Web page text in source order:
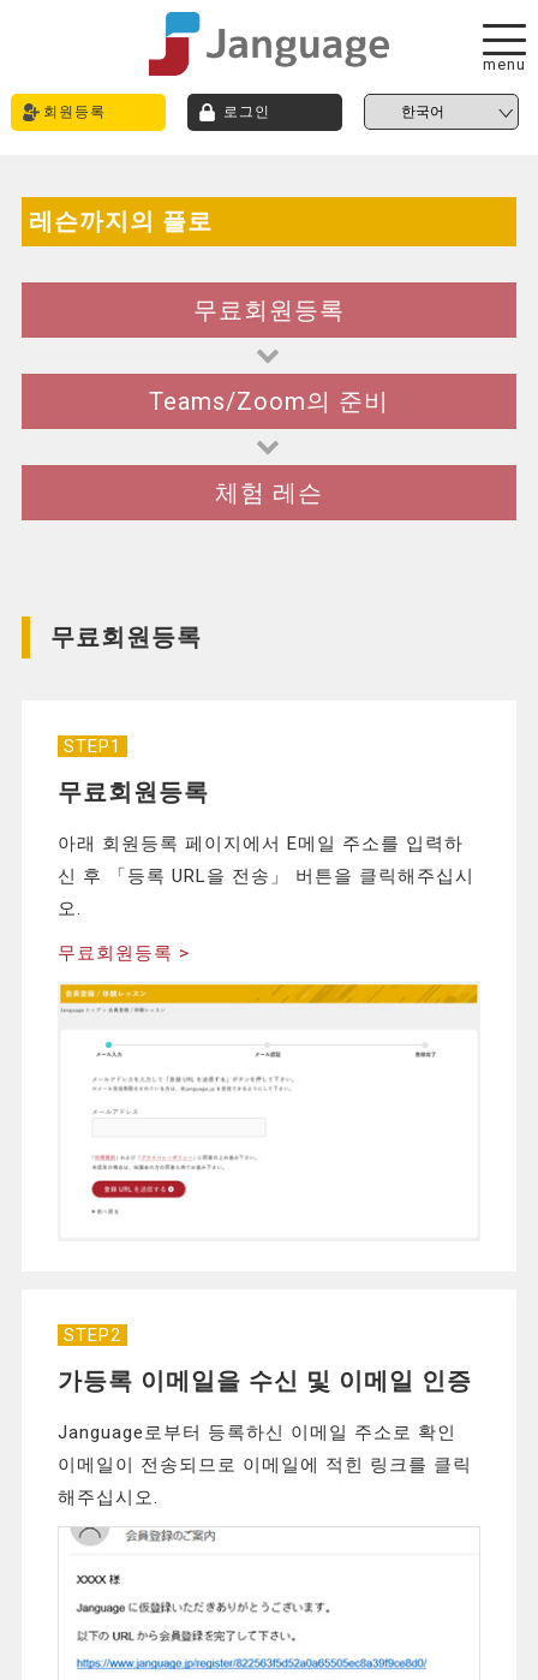
회원등록 로그인
menu
레슨까지의 플로
무료회원등록
Teams/Zoom의 준비
체험 레슨
무료회원등록
STEP1
무료회원등록
아래 회원등록 페이지에서 E메일 주소를 입력하
신 후 「등록 URL을 전송」 버튼을 클릭해주십시
오.
무료회원등록 >
STEP2
가등록 이메일을 수신 및 이메일 인증
Janguage로부터 등록하신 이메일 주소로 확인
이메일이 전송되므로 이메일에 적힌 링크를 클릭
해주십시오.